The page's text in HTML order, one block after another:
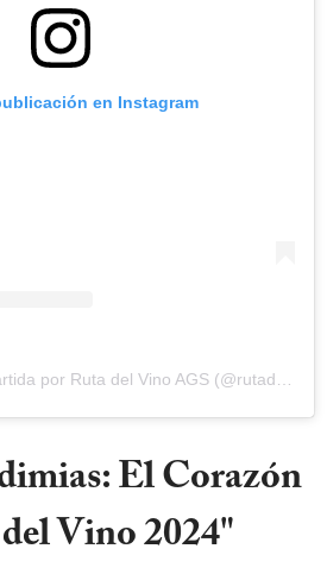
en Instagram
Una publicación compartida por Ruta del Vino AGS (@rutadelvino.ags)
El Corazón
Vino 2024"